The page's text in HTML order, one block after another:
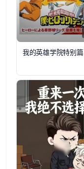
我的英雄学院特别篇